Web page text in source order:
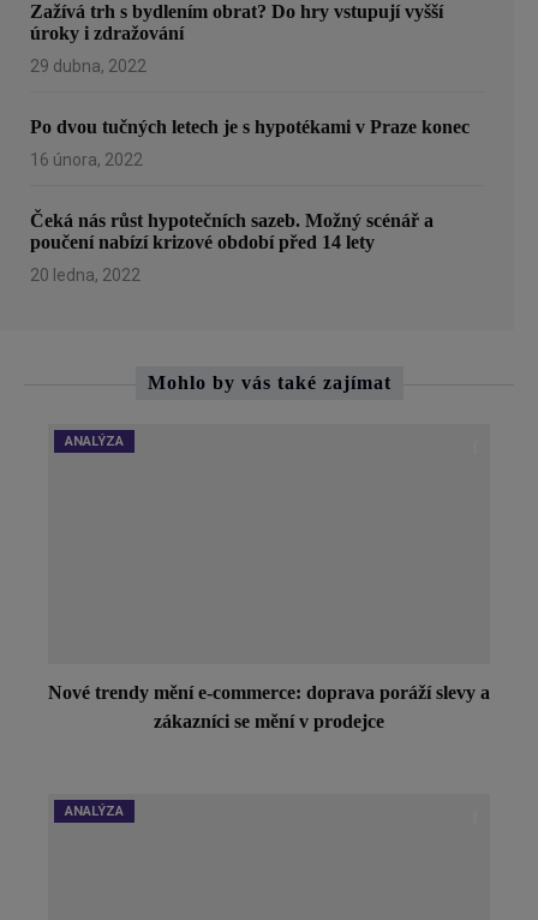
Zažívá trh s bydlením obrat? Do hry vstupují vyšší
úroky i zdražování
29 dubna, 2022
Po dvou tučných letech je s hypotékami v Praze konec
16 února, 2022
Čeká nás růst hypotečních sazeb. Možný scénář a
poučení nabízí krizové období před 14 lety
20 ledna, 2022
Mohlo by vás také zajímat
ANALÝZA
Nové trendy mění e-commerce: doprava poráží slevy a
zákazníci se mění v prodejce
ANALÝZA